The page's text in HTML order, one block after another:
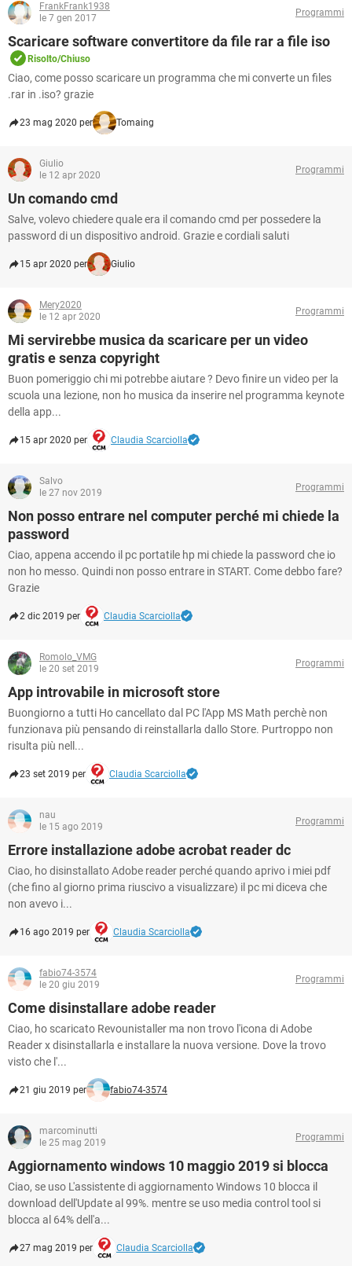
FrankFrank1938
le 7 gen 2017
Programmi
Scaricare software convertitore da file rar a file iso
Risolto/Chiuso
Ciao, come posso scaricare un programma che mi converte un files
.rar in .iso? grazie
23 mag 2020 per Tomaing
Giulio
le 12 apr 2020
Programmi
Un comando cmd
Salve, volevo chiedere quale era il comando cmd per possedere la
password di un dispositivo android. Grazie e cordiali saluti
15 apr 2020 per Giulio
Mery2020
le 12 apr 2020
Programmi
Mi servirebbe musica da scaricare per un video
gratis e senza copyright
Buon pomeriggio chi mi potrebbe aiutare ? Devo finire un video per la
scuola una lezione, non ho musica da inserire nel programma keynote
della app...
15 apr 2020 per Claudia Scarciolla
Salvo
le 27 nov 2019
Programmi
Non posso entrare nel computer perché mi chiede la
password
Ciao, appena accendo il pc portatile hp mi chiede la password che io
non ho messo. Quindi non posso entrare in START. Come debbo fare?
Grazie
2 dic 2019 per Claudia Scarciolla
Romolo_VMG
le 20 set 2019
Programmi
App introvabile in microsoft store
Buongiorno a tutti Ho cancellato dal PC l'App MS Math perchè non
funzionava più pensando di reinstallarla dallo Store. Purtroppo non
risulta più nell...
23 set 2019 per Claudia Scarciolla
nau
le 15 ago 2019
Programmi
Errore installazione adobe acrobat reader dc
Ciao, ho disinstallato Adobe reader perché quando aprivo i miei pdf
(che fino al giorno prima riuscivo a visualizzare) il pc mi diceva che
non avevo i...
16 ago 2019 per Claudia Scarciolla
fabio74-3574
le 20 giu 2019
Programmi
Come disinstallare adobe reader
Ciao, ho scaricato Revounistaller ma non trovo l'icona di Adobe
Reader x disinstallarla e installare la nuova versione. Dove la trovo
visto che l'...
21 giu 2019 per fabio74-3574
marcominutti
le 25 mag 2019
Programmi
Aggiornamento windows 10 maggio 2019 si blocca
Ciao, se uso L'assistente di aggiornamento Windows 10 blocca il
download dell'Update al 99%. mentre se uso media control tool si
blocca al 64% dell'a...
27 mag 2019 per Claudia Scarciolla